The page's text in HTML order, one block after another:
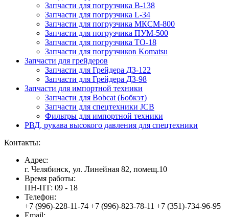
Запчасти для погрузчика B-138
Запчасти для погрузчика L-34
Запчасти для погрузчика МКСМ-800
Запчасти для погрузчика ПУМ-500
Запчасти для погрузчика ТО-18
Запчасти для погрузчиков Komatsu
Запчасти для грейдеров
Запчасти для Грейдера ДЗ-122
Запчасти для Грейдера ДЗ-98
Запчасти для импортной техники
Запчасти для Bobcat (Бобкэт)
Запчасти для спецтехники JCB
Фильтры для импортной техники
РВД, рукава высокого давления для спецтехники
Контакты:
Адрес:
г. Челябинск, ул. Линейная 82, помещ.10
Время работы:
ПН-ПТ: 09 - 18
Телефон:
+7 (996)-228-11-74 +7 (996)-823-78-11 +7 (351)-734-96-95
Email: